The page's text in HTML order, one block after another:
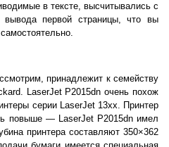
в тексте, высчитывались с
вывода первой страницы, что вы
принадлежит к семейству
LaserJet P2015dn очень похож
серии LaserJet 13xx. Принтер
повыше — LaserJet P2015dn имел
принтера составляют 350×362